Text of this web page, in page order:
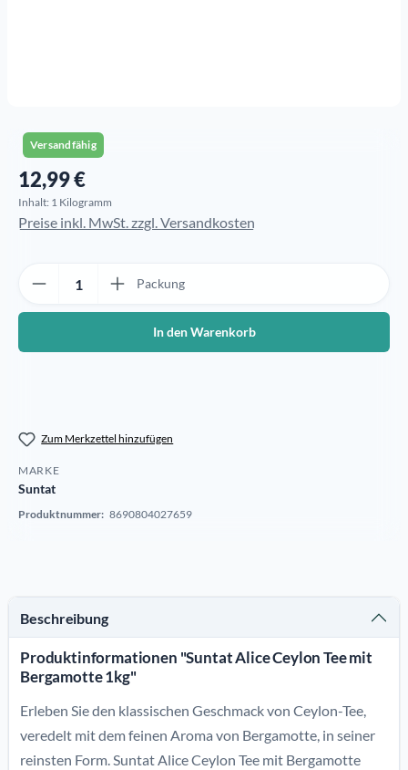
Versandfähig
Regulärer Preis:
12,99 €
Inhalt: 1 Kilogramm
Preise inkl. MwSt. zzgl. Versandkosten
Packung
In den Warenkorb
Zum Merkzettel hinzufügen
MARKE
Suntat
Produktnummer: 8690804027659
Beschreibung
Produktinformationen "Suntat Alice Ceylon Tee mit
Bergamotte 1kg"
Erleben Sie den klassischen Geschmack von Ceylon-Tee,
veredelt mit dem feinen Aroma von Bergamotte, in seiner
reinsten Form. Suntat Alice Ceylon Tee mit Bergamotte